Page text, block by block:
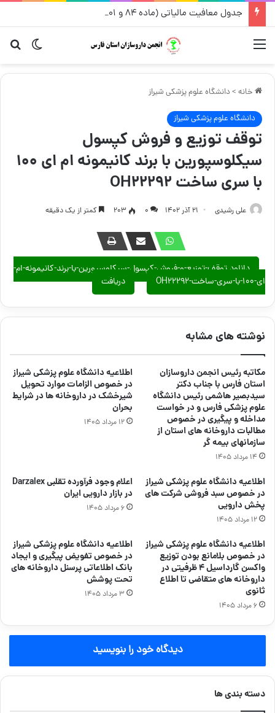
تغییر منو
خانه > دانشگاه علوم پزشکی شیراز
دانشگاه علوم پزشکی شیراز
توقف توزیع و فروش کپسول
سیکلوسپورین با برند کانیمونه ام ای ۱۰۰
با سری ساخت OH22292
علی رشیدی ۲۱ آذر ۱۴۰۲ ۰ 203 کمتر از یک دقیقه
دانلود توقف-توزیع-و-فروش-کپسول-سیکلوسپورین-با-برند-کانیمونه-ام-
ای-۱۰۰-با-سری-ساخت-OH22292
دریافت
نوشته های مشابه
مکاتبه رئیس انجمن داروسازان
استان فارس با جناب دکتر
سیدبصیر هاشمی رئیس دانشگاه
علوم پزشکی فارس و در خواست
مداخله و پیگیری در خصوص
مطالبات داروخانه های استان از
سازمانهای بیمه گر
۱۴ مرداد ۱۴۰۵
اطلاعیه دانشگاه علوم پزشکی شیراز
در خصوص الزامات موارد تحویل
شیرخشک در داروخانه ها در شرایط
بحران
۱۲ مرداد ۱۴۰۵
اطلاعیه دانشگاه علوم پزشکی شیراز
در خصوص سبد فروشی شرکت های
پخش دارویی
۱۲ مرداد ۱۴۰۵
اعلام وجود فرآورده تقلبی Darzalex
در بازار دارویی ایران
۶ مرداد ۱۴۰۵
اطلاعیه دانشگاه علوم پزشکی شیراز
در خصوص بلامانع بودن توزیع
واکسن گارداسیل ۴ ظرفیتی در
داروخانه های متقاضی تا اطلاع
ثانوی
۶ مرداد ۱۴۰۵
اطلاعیه دانشگاه علوم پزشکی شیراز
در خصوص تفویض پیگیری و ایجاد
بانک اطلاعاتی پرسنل داروخانه های
تحت پوشش
۳ مرداد ۱۴۰۵
دیدگاه خود را بنویسید
دسته بندی ها